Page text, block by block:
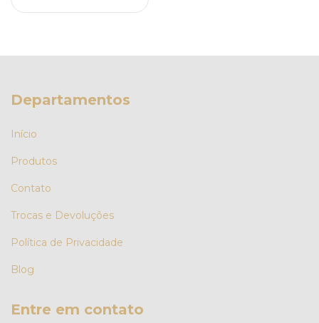
Departamentos
Início
Produtos
Contato
Trocas e Devoluções
Política de Privacidade
Blog
Entre em contato